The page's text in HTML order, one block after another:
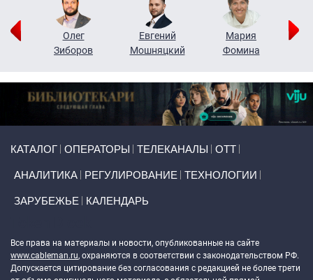
Олег
Зиборов
Евгений
Мошняцкий
Мария
Фомина
КАТАЛОГ ОПЕРАТОРЫ ТЕЛЕКАНАЛЫ ОТТ
АНАЛИТИКА РЕГУЛИРОВАНИЕ ТЕХНОЛОГИИ
ЗАРУБЕЖЬЕ КАЛЕНДАРЬ
Все права на материалы и новости, опубликованные на сайте
www.cableman.ru, охраняются в соответствии с законодательством РФ.
Допускается цитирование без согласования с редакцией не более трети